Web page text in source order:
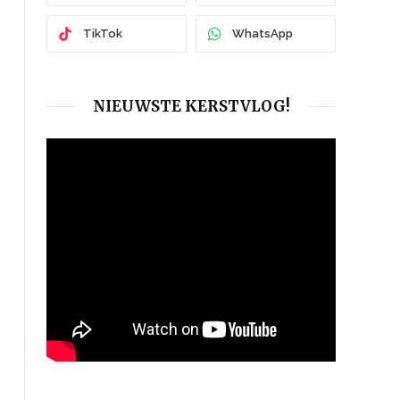
TikTok WhatsApp
NIEUWSTE KERSTVLOG!